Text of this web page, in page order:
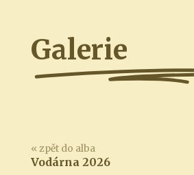
Galerie
« zpět do alba
Vodárna 2026